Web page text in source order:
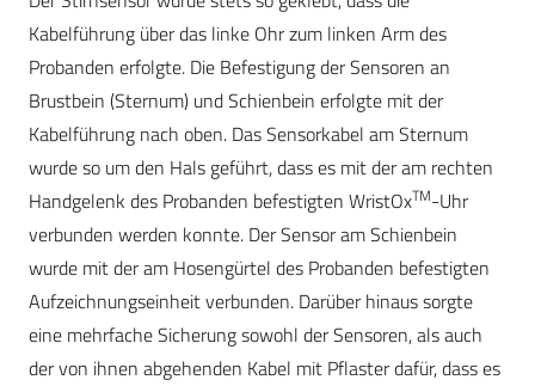
Kabelführung über das linke Ohr zum linken Arm des
Probanden erfolgte. Die Befestigung der Sensoren an
Brustbein (Sternum) und Schienbein erfolgte mit der
Kabelführung nach oben. Das Sensorkabel am Sternum
wurde so um den Hals geführt, dass es mit der am rechten
Handgelenk des Probanden befestigten WristOxTM-Uhr
verbunden werden konnte. Der Sensor am Schienbein
wurde mit der am Hosengürtel des Probanden befestigten
Aufzeichnungseinheit verbunden. Darüber hinaus sorgte
eine mehrfache Sicherung sowohl der Sensoren, als auch
der von ihnen abgehenden Kabel mit Pflaster dafür, dass es